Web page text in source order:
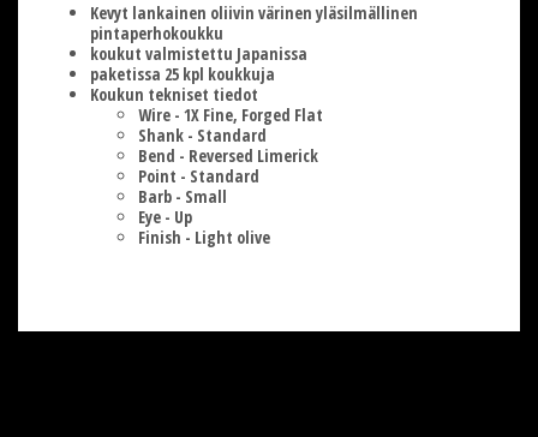
Kevyt lankainen oliivin värinen yläsilmällinen
pintaperhokoukku
koukut valmistettu Japanissa
paketissa 25 kpl koukkuja
Koukun tekniset tiedot
Wire - 1X Fine, Forged Flat
Shank - Standard
Bend - Reversed Limerick
Point - Standard
Barb - Small
Eye - Up
Finish - Light olive